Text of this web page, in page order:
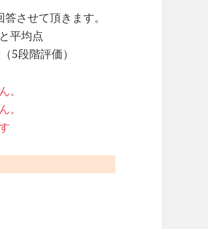
させて頂きます。
平均点
5段階評価）
。
。